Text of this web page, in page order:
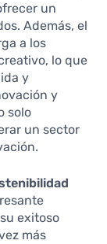
un
Además, el
a los
lo que
y
y
solo
un sector
exitoso
más